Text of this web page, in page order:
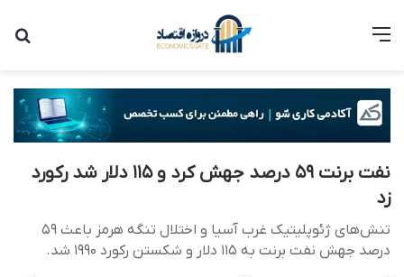
منو
نفت برنت ۵۹ درصد جهش کرد و ۱۱۵ دلار شد رکورد
زد
تنش‌های ژئوپلیتیک غرب آسیا و اختلال تنگه هرمز باعث ۵۹
درصد جهش نفت برنت به ۱۱۵ دلار و شکستن رکورد ۱۹۹۰ شد.